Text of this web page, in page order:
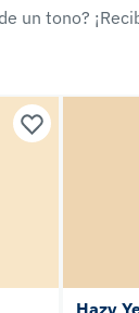
un tono?
Hazy